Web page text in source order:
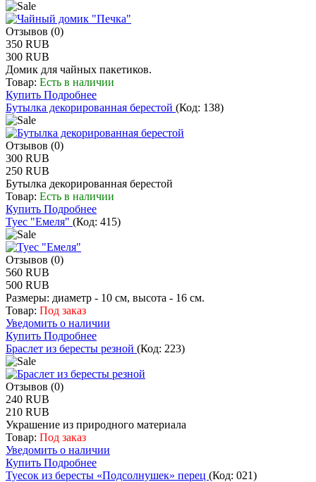
Отзывов (0)
350 RUB
300 RUB
Домик для чайных пакетиков.
Товар: Есть в наличии
Купить Подробнее
Бутылка декорированная берестой (Код: 138)
Отзывов (0)
300 RUB
250 RUB
Бутылка декорированная берестой
Товар: Есть в наличии
Купить Подробнее
Туес "Емеля" (Код: 415)
Отзывов (0)
560 RUB
500 RUB
Размеры: диаметр - 10 см, высота - 16 см.
Товар: Под заказ
Уведомить о наличии
Купить Подробнее
Браслет из бересты резной (Код: 223)
Отзывов (0)
240 RUB
210 RUB
Украшение из природного материала
Товар: Под заказ
Уведомить о наличии
Купить Подробнее
Туесок из бересты «Подсолнушек» перец (Код: 021)